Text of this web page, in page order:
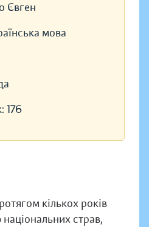
Євген
мова
176
кількох років
страв,